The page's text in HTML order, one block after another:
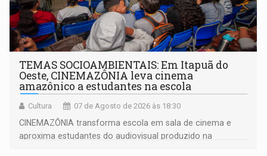
TEMAS SOCIOAMBIENTAIS: Em Itapuã do
Oeste, CINEMAZÔNIA leva cinema
amazônico a estudantes na escola
Cultura 07 de Agosto de 2026 às 18:30
CINEMAZÔNIA transforma escola em sala de cinema e
aproxima estudantes do audiovisual produzido na